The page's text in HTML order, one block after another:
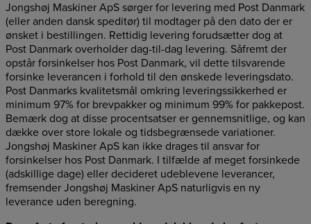
Jongshøj Maskiner ApS sørger for levering med Post Danmark
(eller anden dansk speditør) til modtager på den dato der er
ønsket i bestillingen. Rettidig levering forudsætter dog at
Post Danmark overholder dag-til-dag levering. Såfremt der
opstår forsinkelser hos Post Danmark, vil dette tilsvarende
forsinke leverancen i forhold til den ønskede leveringsdato.
Post Danmarks kvalitetsmål omkring leveringssikkerhed er
minimum 97% for brevpakker og minimum 99% for pakkepost.
Bemærk dog at disse procentsatser er gennemsnitlige, og kan
dække over store lokale og tidsbegrænsede variationer.
Jongshøj Maskiner ApS kan ikke drages til ansvar for
forsinkelser hos Post Danmark. I tilfælde af meget forsinkede
(adskillige dage) eller decideret udeblevene leverancer,
fremsender Jongshøj Maskiner ApS naturligvis en ny
leverance uden beregning.